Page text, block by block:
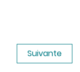
Suivante